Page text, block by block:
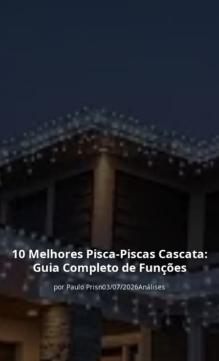
10 Melhores Pisca-Piscas Cascata:
Guia Completo de Funções
porPaulo Prisn03/07/2026Análises